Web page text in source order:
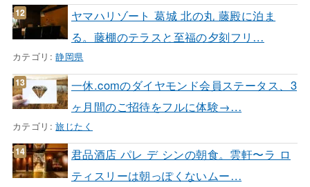
ヤマハリゾート 葛城 北の丸 藤殿に泊ま
る。藤棚のテラスと至福の夕刻フリ…
カテゴリ:静岡県
一休.comのダイヤモンド会員ステータス、3
ヶ月間のご招待をフルに体験→…
カテゴリ:旅じたく
君品酒店 パレ デ シンの朝食。雲軒〜ラ ロ
ティスリーは朝っぽくないムー…